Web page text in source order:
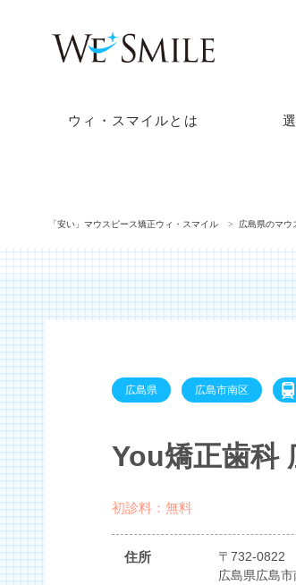
ウィ・スマイルとは
「安い」マウスピース矯正ウィ・スマイル 広島県のマウ
広島県 広島市南区
You矯正歯科
初診料：無料
住所
〒732-0822
広島県広島